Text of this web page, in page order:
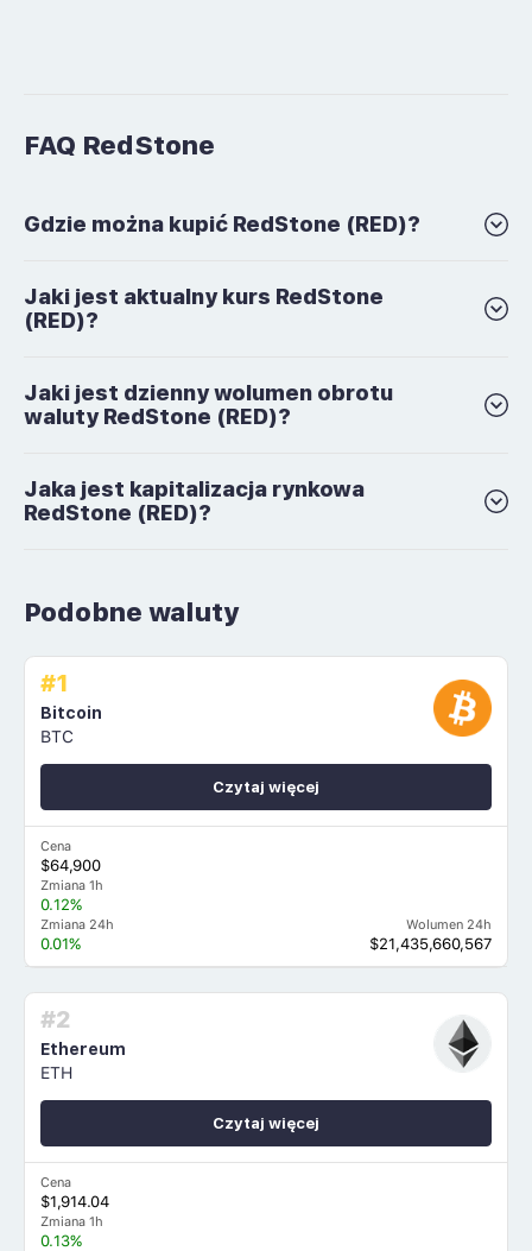
FAQ RedStone
Gdzie można kupić RedStone (RED)?
Jaki jest aktualny kurs RedStone
(RED)?
Jaki jest dzienny wolumen obrotu
waluty RedStone (RED)?
Jaka jest kapitalizacja rynkowa
RedStone (RED)?
Podobne waluty
#1
Bitcoin
BTC
Cena
$64,900
Zmiana 1h
0.12%
Zmiana 24h
0.01%
Wolumen 24h
$21,435,660,567
Czytaj więcej
#2
Ethereum
ETH
Cena
$1,914.04
Zmiana 1h
0.13%
Czytaj więcej